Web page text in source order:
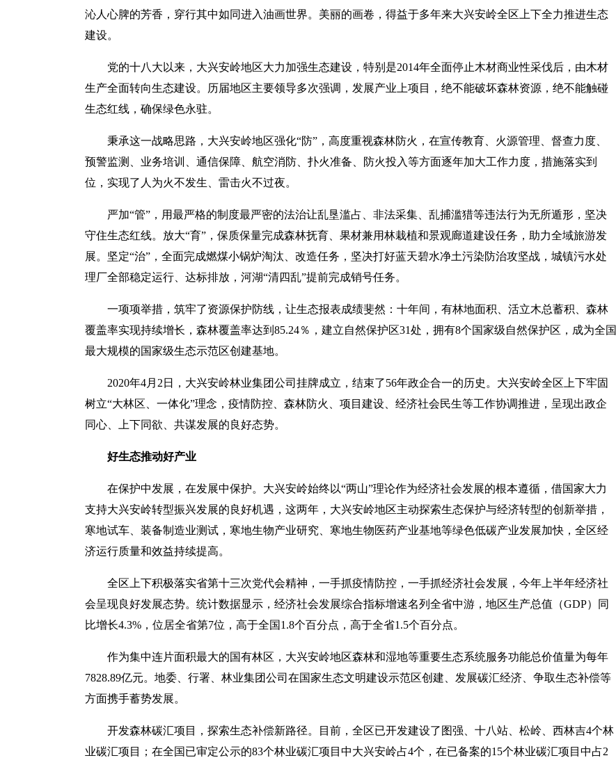
沁人心脾的芳香，穿行其中如同进入油画世界。美丽的画卷，得益于多年来大兴安岭全区上下全力推进生态
建设。
党的十八大以来，大兴安岭地区大力加强生态建设，特别是2014年全面停止木材商业性采伐后，由木材
生产全面转向生态建设。历届地区主要领导多次强调，发展产业上项目，绝不能破坏森林资源，绝不能触碰
生态红线，确保绿色永驻。
秉承这一战略思路，大兴安岭地区强化“防”，高度重视森林防火，在宣传教育、火源管理、督查力度、
预警监测、业务培训、通信保障、航空消防、扑火准备、防火投入等方面逐年加大工作力度，措施落实到
位，实现了人为火不发生、雷击火不过夜。
严加“管”，用最严格的制度最严密的法治让乱垦滥占、非法采集、乱捕滥猎等违法行为无所遁形，坚决
守住生态红线。放大“育”，保质保量完成森林抚育、果材兼用林栽植和景观廊道建设任务，助力全域旅游发
展。坚定“治”，全面完成燃煤小锅炉淘汰、改造任务，坚决打好蓝天碧水净土污染防治攻坚战，城镇污水处
理厂全部稳定运行、达标排放，河湖“清四乱”提前完成销号任务。
一项项举措，筑牢了资源保护防线，让生态报表成绩斐然：十年间，有林地面积、活立木总蓄积、森林
覆盖率实现持续增长，森林覆盖率达到85.24％，建立自然保护区31处，拥有8个国家级自然保护区，成为全国
最大规模的国家级生态示范区创建基地。
2020年4月2日，大兴安岭林业集团公司挂牌成立，结束了56年政企合一的历史。大兴安岭全区上下牢固
树立“大林区、一体化”理念，疫情防控、森林防火、项目建设、经济社会民生等工作协调推进，呈现出政企
同心、上下同欲、共谋发展的良好态势。
好生态推动好产业
在保护中发展，在发展中保护。大兴安岭始终以“两山”理论作为经济社会发展的根本遵循，借国家大力
支持大兴安岭转型振兴发展的良好机遇，这两年，大兴安岭地区主动探索生态保护与经济转型的创新举措，
寒地试车、装备制造业测试，寒地生物产业研究、寒地生物医药产业基地等绿色低碳产业发展加快，全区经
济运行质量和效益持续提高。
全区上下积极落实省第十三次党代会精神，一手抓疫情防控，一手抓经济社会发展，今年上半年经济社
会呈现良好发展态势。统计数据显示，经济社会发展综合指标增速名列全省中游，地区生产总值（GDP）同
比增长4.3%，位居全省第7位，高于全国1.8个百分点，高于全省1.5个百分点。
作为集中连片面积最大的国有林区，大兴安岭地区森林和湿地等重要生态系统服务功能总价值量为每年
7828.89亿元。地委、行署、林业集团公司在国家生态文明建设示范区创建、发展碳汇经济、争取生态补偿等
方面携手蓄势发展。
开发森林碳汇项目，探索生态补偿新路径。目前，全区已开发建设了图强、十八站、松岭、西林吉4个林
业碳汇项目；在全国已审定公示的83个林业碳汇项目中大兴安岭占4个，在已备案的15个林业碳汇项目中占2